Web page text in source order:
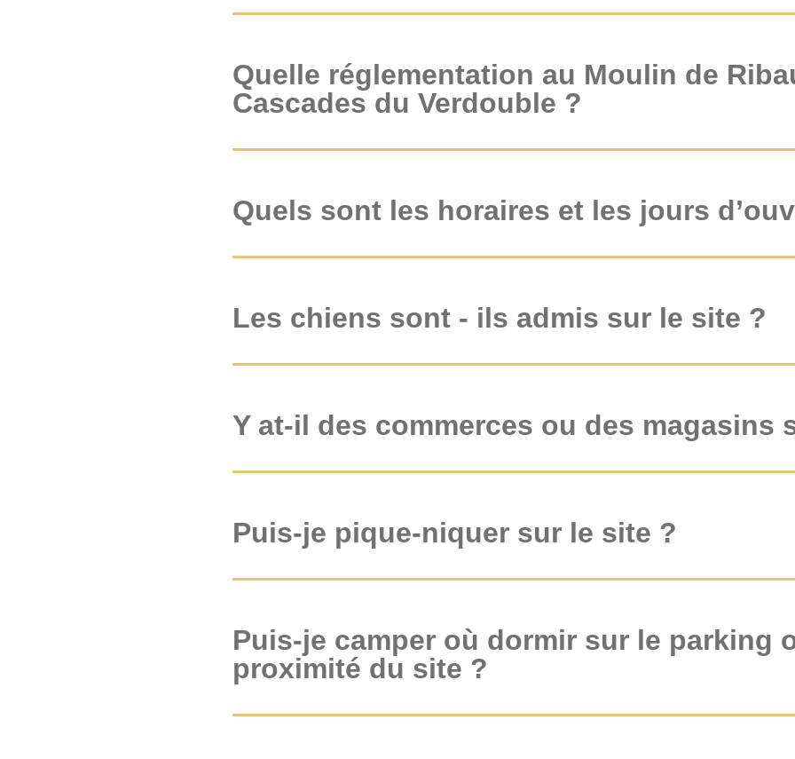
Quelle réglementation au Moulin de
Cascades du Verdouble ?
Quels sont les horaires et les jours
Les chiens sont - ils admis sur le site ?
Y at-il des commerces ou des magasins
Puis-je pique-niquer sur le site ?
Puis-je camper où dormir sur le parking
proximité du site ?